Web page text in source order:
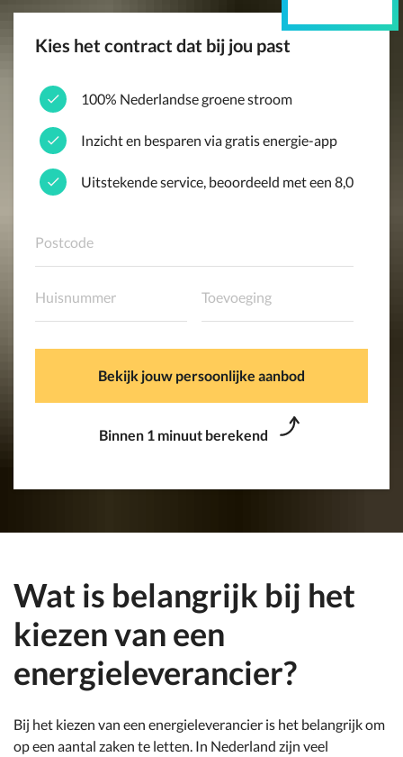
Kies het contract dat bij jou past
100% Nederlandse groene stroom
Inzicht en besparen via gratis energie-app
Uitstekende service, beoordeeld met een 8,0
Bekijk jouw persoonlijke aanbod
Binnen 1 minuut berekend
Wat is belangrijk bij het
kiezen van een
energieleverancier?
Bij het kiezen van een energieleverancier is het belangrijk om
op een aantal zaken te letten. In Nederland zijn veel